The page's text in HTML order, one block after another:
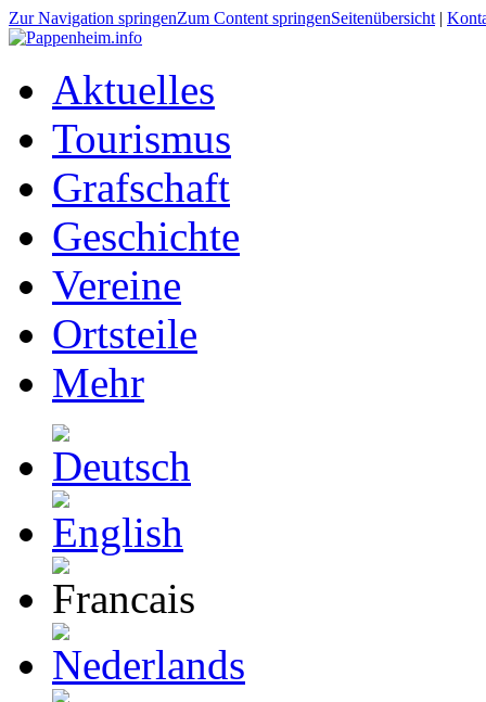
Zur Navigation springenZum Content springenSeitenübersicht |
Aktuelles
Tourismus
Grafschaft
Geschichte
Vereine
Ortsteile
Mehr